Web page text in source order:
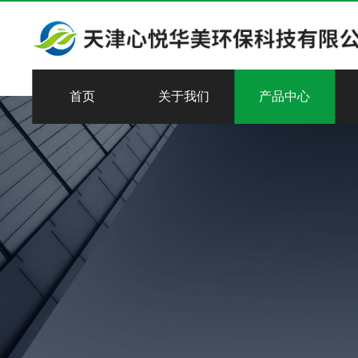
首页 关于我们 产品中心